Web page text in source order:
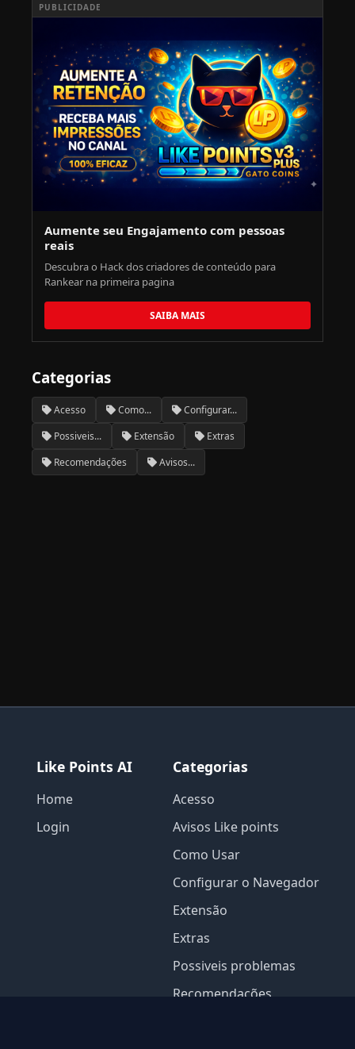
PUBLICIDADE
Aumente seu Engajamento com pessoas
reais
Descubra o Hack dos criadores de conteúdo para
Rankear na primeira pagina
SAIBA MAIS
Categorias
Acesso Como...
Configurar...
Possiveis...
Extensão
Extras
Recomendações
Avisos...
Like Points AI
Home
Login
Categorias
Acesso
Avisos Like points
Como Usar
Configurar o Navegador
Extensão
Extras
Possiveis problemas
Recomendações